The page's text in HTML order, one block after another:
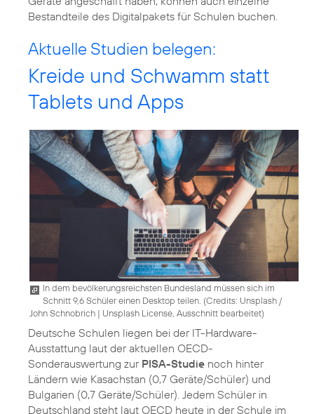
Bestandteile des Digitalpakets für Schulen buchen.
Aktuelle Studien belegen:
Kreide und Schwamm statt
Tablets und Apps
In dem bevölkerungsreichsten Bundesland müssen sich im
Schnitt 9,6 Schüler einen Desktop teilen. (Credits: Unsplash /
John Schnobrich | Unsplash License, Ausschnitt bearbeitet)
Deutsche Schulen liegen bei der IT-Hardware-
Ausstattung laut der aktuellen OECD-
Sonderauswertung zur PISA-Studie noch hinter
Ländern wie Kasachstan (0,7 Geräte/Schüler) und
Bulgarien (0,7 Geräte/Schüler). Jedem Schüler in
Deutschland steht laut OECD heute in der Schule im